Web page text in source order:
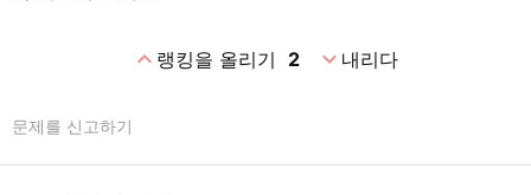
expand_less랭킹을 올리기 2 expand_more내리다
문제를 신고하기